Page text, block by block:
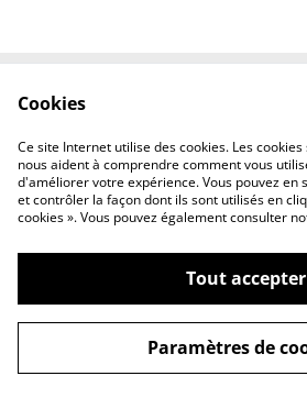
Politique de
confidentialité
©2026Gwendoline Ecalle -
Cookies
Ce site Internet utilise des cookies. Les
nous aident à comprendre comment vous
d'améliorer votre expérience. Vous pouvez en
et contrôler la façon dont ils sont utilisés en
cookies ». Vous pouvez également consulter
Tout accepter
Paramètres de